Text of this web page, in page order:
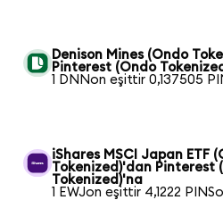
Denison Mines (Ondo
Pinterest (Ondo
1 DNNon eşittir 0,137505
iShares MSCI Japan ETF
Tokenized)'dan Pinterest
Tokenized)'na
1 EWJon eşittir 4,1222